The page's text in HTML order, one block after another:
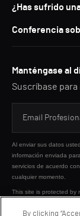
¿Has sufrido
Conferencia
Manténgase al
Suscríbase
Al enviar sus datos
información enviada
servicios de acuerdo
cualquier momento.
This site is protected by
By clicking